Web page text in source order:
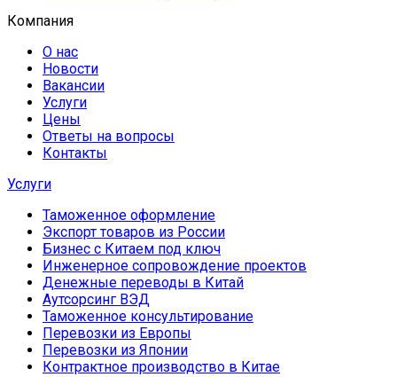
Компания
О нас
Новости
Вакансии
Услуги
Цены
Ответы на вопросы
Контакты
Услуги
Таможенное оформление
Экспорт товаров из России
Бизнес с Китаем под ключ
Инженерное сопровождение проектов
Денежные переводы в Китай
Аутсорсинг ВЭД
Таможенное консультирование
Перевозки из Европы
Перевозки из Японии
Контрактное производство в Китае